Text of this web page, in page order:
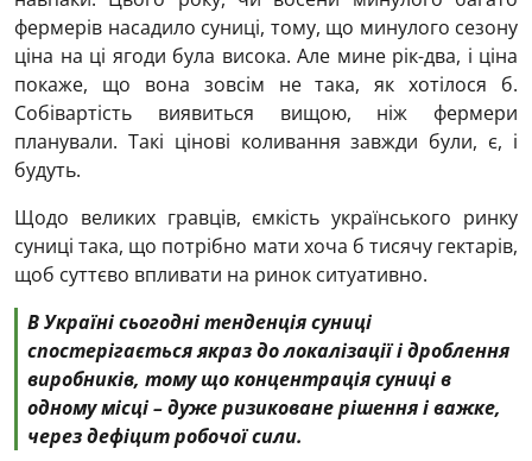
фермерів насадило суниці, тому, що минулого сезону
ціна на ці ягоди була висока. Але мине рік-два, і ціна
покаже, що вона зовсім не така, як хотілося б.
Собівартість виявиться вищою, ніж фермери
планували. Такі цінові коливання завжди були, є, і
будуть.
Щодо великих гравців, ємкість українського ринку
суниці така, що потрібно мати хоча б тисячу гектарів,
щоб суттєво впливати на ринок ситуативно.
В Україні сьогодні тенденція суниці
спостерігається якраз до локалізації і дроблення
виробників, тому що концентрація суниці в
одному місці – дуже ризиковане рішення і важке,
через дефіцит робочої сили.